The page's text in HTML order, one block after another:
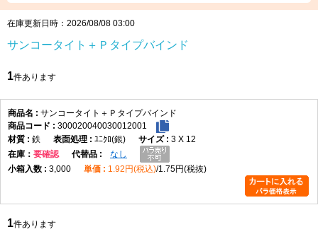
在庫更新日時：2026/08/08 03:00
サンコータイト＋Ｐタイプバインド
1件あります
サンコータイト＋Ｐタイプバインド
300020040030012001
鉄
ﾕﾆｸﾛ(銀)
3 X 12
在庫
要確認
なし
3,000
1.92円(税込) 1.75円(税抜)
1件あります